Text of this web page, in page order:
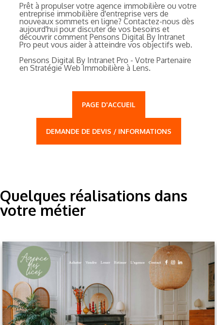
Prêt à propulser votre agence immobilière ou votre
entreprise immobilière d'entreprise vers de
nouveaux sommets en ligne? Contactez-nous dès
aujourd'hui pour discuter de vos besoins et
découvrir comment Pensons Digital By Intranet
Pro peut vous aider à atteindre vos objectifs web.
Pensons Digital By Intranet Pro - Votre Partenaire
en Stratégie Web Immobilière à Lens.
PAGE D'ACCUEIL
DEMANDE DE DEVIS / INFORMATIONS
Quelques réalisations dans
votre métier